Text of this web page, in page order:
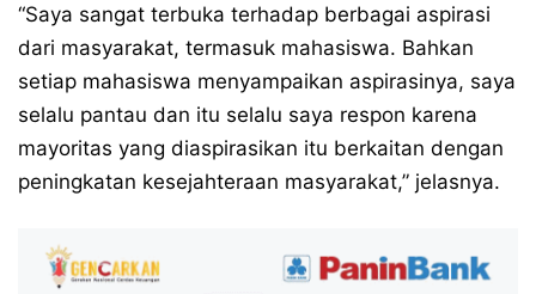
“Saya sangat terbuka terhadap berbagai aspirasi
dari masyarakat, termasuk mahasiswa. Bahkan
setiap mahasiswa menyampaikan aspirasinya, saya
selalu pantau dan itu selalu saya respon karena
mayoritas yang diaspirasikan itu berkaitan dengan
peningkatan kesejahteraan masyarakat,” jelasnya.